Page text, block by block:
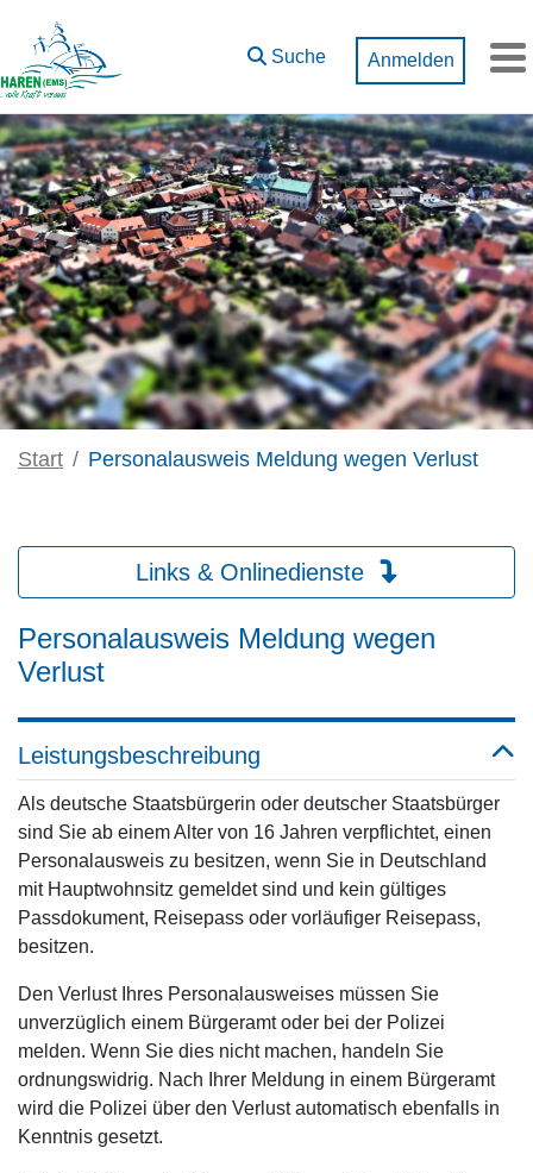
Zum Hauptinhalt springen
Suche Anmelden
Start Personalausweis Meldung wegen Verlust
Links & Onlinedienste
Personalausweis Meldung wegen
Verlust
Leistungsbeschreibung
Als deutsche Staatsbürgerin oder deutscher Staatsbürger
sind Sie ab einem Alter von 16 Jahren verpflichtet, einen
Personalausweis zu besitzen, wenn Sie in Deutschland
mit Hauptwohnsitz gemeldet sind und kein gültiges
Passdokument, Reisepass oder vorläufiger Reisepass,
besitzen.
Den Verlust Ihres Personalausweises müssen Sie
unverzüglich einem Bürgeramt oder bei der Polizei
melden. Wenn Sie dies nicht machen, handeln Sie
ordnungswidrig. Nach Ihrer Meldung in einem Bürgeramt
wird die Polizei über den Verlust automatisch ebenfalls in
Kenntnis gesetzt.